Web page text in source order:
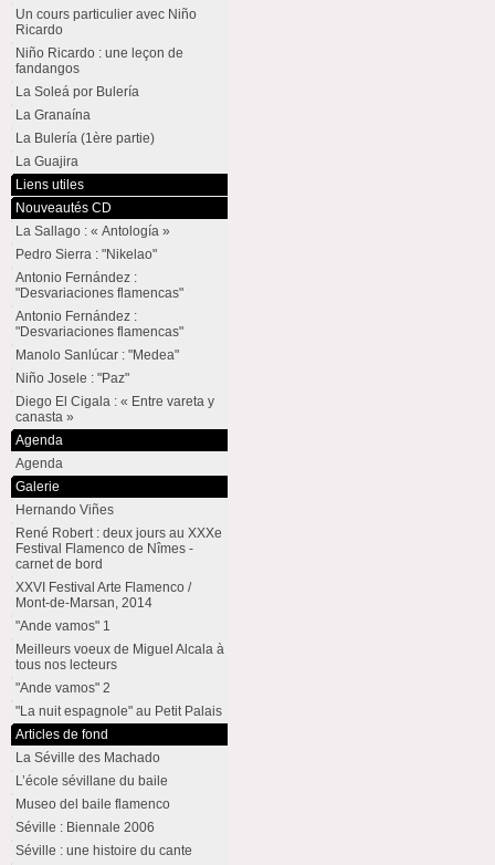
Un cours particulier avec Niño
Ricardo
Niño Ricardo : une leçon de
fandangos
La Soleá por Bulería
La Granaína
La Bulería (1ère partie)
La Guajira
Liens utiles
Nouveautés CD
La Sallago : « Antología »
Pedro Sierra : "Nikelao"
Antonio Fernández :
"Desvariaciones flamencas"
Antonio Fernández :
"Desvariaciones flamencas"
Manolo Sanlúcar : "Medea"
Niño Josele : "Paz"
Diego El Cigala : « Entre vareta y
canasta »
Agenda
Agenda
Galerie
Hernando Viñes
René Robert : deux jours au XXXe
Festival Flamenco de Nîmes -
carnet de bord
XXVI Festival Arte Flamenco /
Mont-de-Marsan, 2014
"Ande vamos" 1
Meilleurs voeux de Miguel Alcala à
tous nos lecteurs
"Ande vamos" 2
"La nuit espagnole" au Petit Palais
Articles de fond
La Séville des Machado
L’école sévillane du baile
Museo del baile flamenco
Séville : Biennale 2006
Séville : une histoire du cante